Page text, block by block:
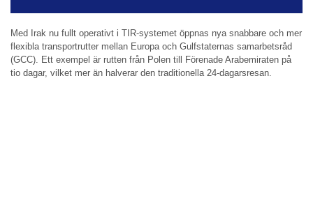
Med Irak nu fullt operativt i TIR-systemet öppnas nya snabbare och mer
flexibla transportrutter mellan Europa och Gulfstaternas samarbetsråd
(GCC). Ett exempel är rutten från Polen till Förenade Arabemiraten på
tio dagar, vilket mer än halverar den traditionella 24-dagarsresan.